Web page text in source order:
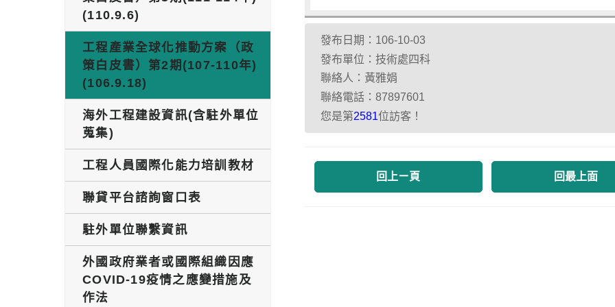
(110.9.6)
工程產業全球化推動方案（政
策白皮書）第2期(107-110年)
(106.9.18)
海外工程建設資訊(含駐外單位
蒐集)
工程人員國際化能力培訓教材
聯貸平台諮詢窗口表
駐外單位聯繫資訊
外國政府業者或國際組織因應
COVID-19疫情之應變措施及
作法
發布日期：106-10-03
發布單位：技術處四科
聯絡人：黃雅娟
聯絡電話：87897601
您是第2581位訪客！
回上ㄧ頁 回最上面